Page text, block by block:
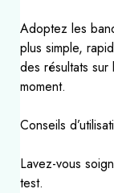
Adoptez les
plus simple,
des résultats
moment.
Conseils
Lavez-vous
test.